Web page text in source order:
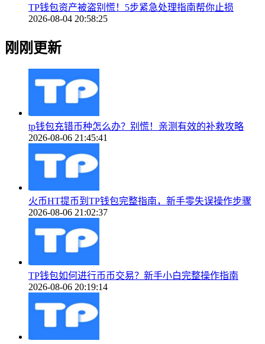
TP钱包资产被盗别慌！5步紧急处理指南帮你止损
2026-08-04 20:58:25
刚刚更新
tp钱包充错币种怎么办？别慌！亲测有效的补救攻略
2026-08-06 21:45:41
火币HT提币到TP钱包完整指南，新手零失误操作步骤
2026-08-06 21:02:37
TP钱包如何进行币币交易？新手小白完整操作指南
2026-08-06 20:19:14